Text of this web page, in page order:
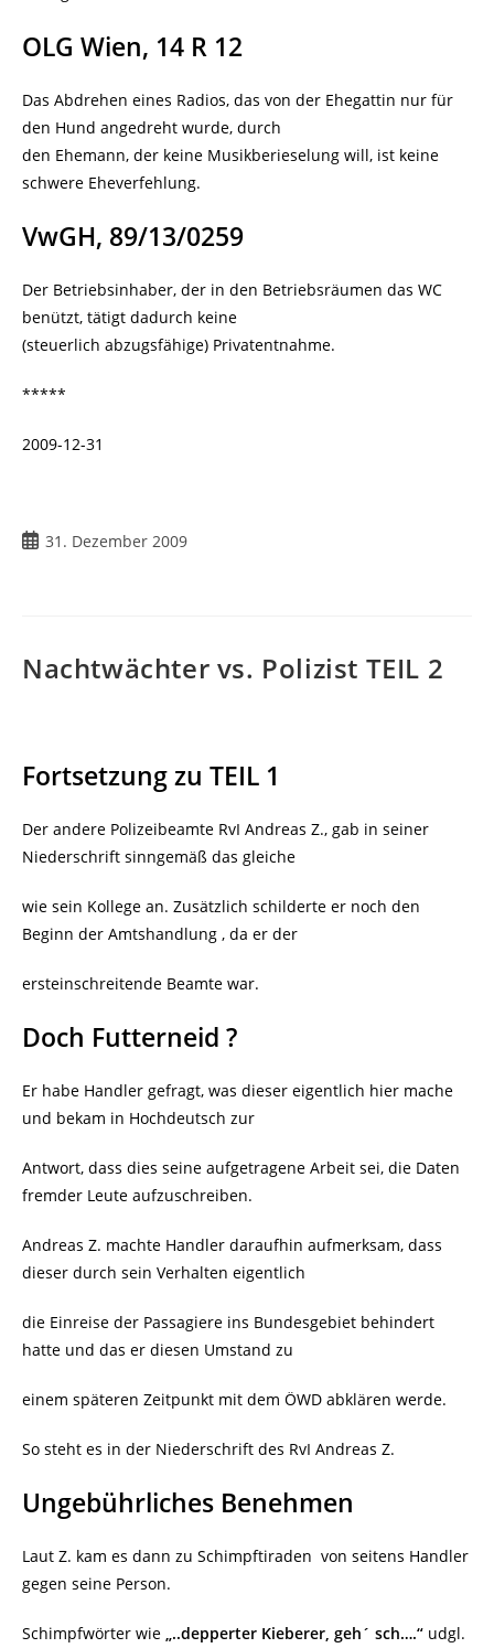
OLG Wien, 14 R 12
Das Abdrehen eines Radios, das von der Ehegattin nur für
den Hund angedreht wurde, durch
den Ehemann, der keine Musikberieselung will, ist keine
schwere Eheverfehlung.
VwGH, 89/13/0259
Der Betriebsinhaber, der in den Betriebsräumen das WC
benützt, tätigt dadurch keine
(steuerlich abzugsfähige) Privatentnahme.
*****
2009-12-31
Beitrag
31. Dezember 2009
Nachtwächter vs. Polizist TEIL 2
Fortsetzung zu TEIL 1
Der andere Polizeibeamte RvI Andreas Z., gab in seiner
Niederschrift sinngemäß das gleiche
wie sein Kollege an. Zusätzlich schilderte er noch den
Beginn der Amtshandlung , da er der
ersteinschreitende Beamte war.
Doch Futterneid ?
Er habe Handler gefragt, was dieser eigentlich hier mache
und bekam in Hochdeutsch zur
Antwort, dass dies seine aufgetragene Arbeit sei, die Daten
fremder Leute aufzuschreiben.
Andreas Z. machte Handler daraufhin aufmerksam, dass
dieser durch sein Verhalten eigentlich
die Einreise der Passagiere ins Bundesgebiet behindert
hatte und das er diesen Umstand zu
einem späteren Zeitpunkt mit dem ÖWD abklären werde.
So steht es in der Niederschrift des RvI Andreas Z.
Ungebührliches Benehmen
Laut Z. kam es dann zu Schimpftiraden von seitens Handler
gegen seine Person.
Schimpfwörter wie „..depperter Kieberer, geh´ sch….“ udgl.